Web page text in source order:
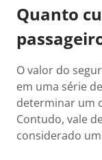
Quanto
O valor do
em uma série
determinar um
Contudo, vale
considerado